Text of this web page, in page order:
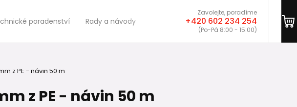
poradenství Rady a návody
Zavolejte, poradíme
+420 602 234 254
(Po-Pá 8:00 - 15:00)
z PE - návin 50 m
z PE - návin 50 m